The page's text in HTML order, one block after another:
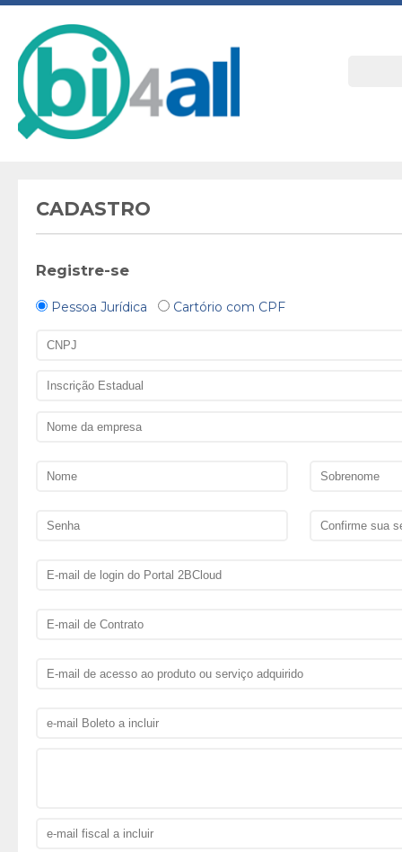
CADASTRO
Registre-se
Pessoa Jurídica Cartório com CPF